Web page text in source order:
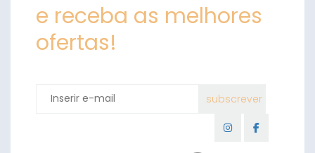
e receba as melhores
ofertas!